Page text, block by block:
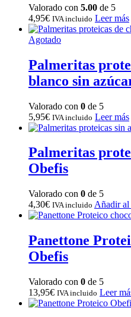
Valorado con 5.00 de 5
4,95€ IVA incluido Leer más
Agotado
Palmeritas
blanco sin
Valorado con 0 de 5
5,95€ IVA incluido Leer más
Palmeritas
Obefis
Valorado con 0 de 5
4,30€ IVA incluido Añadir al
Panettone
Obefis
Valorado con 0 de 5
13,95€ IVA incluido Leer